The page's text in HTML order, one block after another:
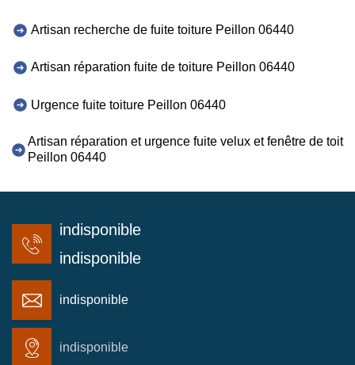
Artisan recherche de fuite toiture Peillon 06440
Artisan réparation fuite de toiture Peillon 06440
Urgence fuite toiture Peillon 06440
Artisan réparation et urgence fuite velux et fenêtre de toit
Peillon 06440
indisponible
indisponible
indisponible
indisponible